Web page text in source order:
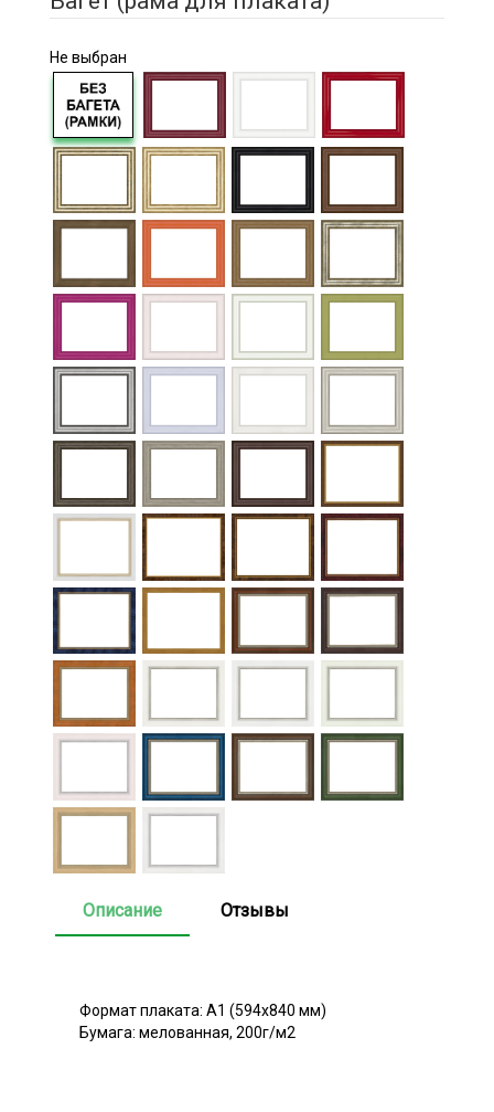
Не выбран
Описание Отзывы
Формат плаката: А1 (594x840 мм)
Бумага: мелованная, 200г/м2